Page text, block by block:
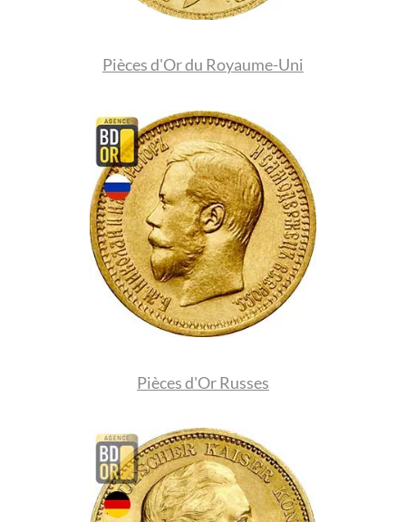
Pièces d'Or du Royaume-Uni
Pièces d'Or Russes